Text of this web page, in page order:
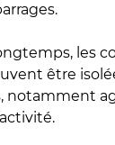
les
être
notamment